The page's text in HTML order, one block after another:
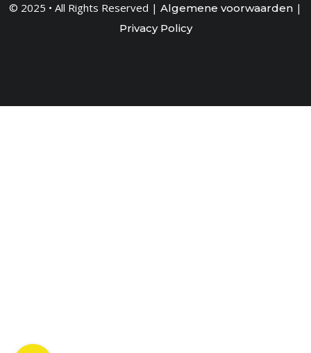
© 2025 • All Rights Reserved | Algemene voorwaarden |
Privacy Policy